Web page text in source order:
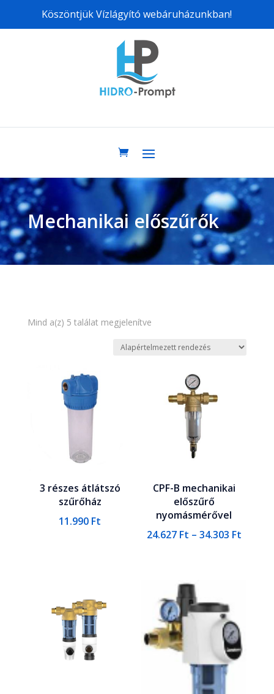
Köszöntjük Vízlágyító webáruházunkban!
Mechanikai előszűrők
Mind a(z) 5 találat megjelenítve
3 részes átlátszó
szűrőház
11.990 Ft
CPF-B mechanikai
előszűrő
nyomásmérővel
24.627 Ft – 34.303 Ft